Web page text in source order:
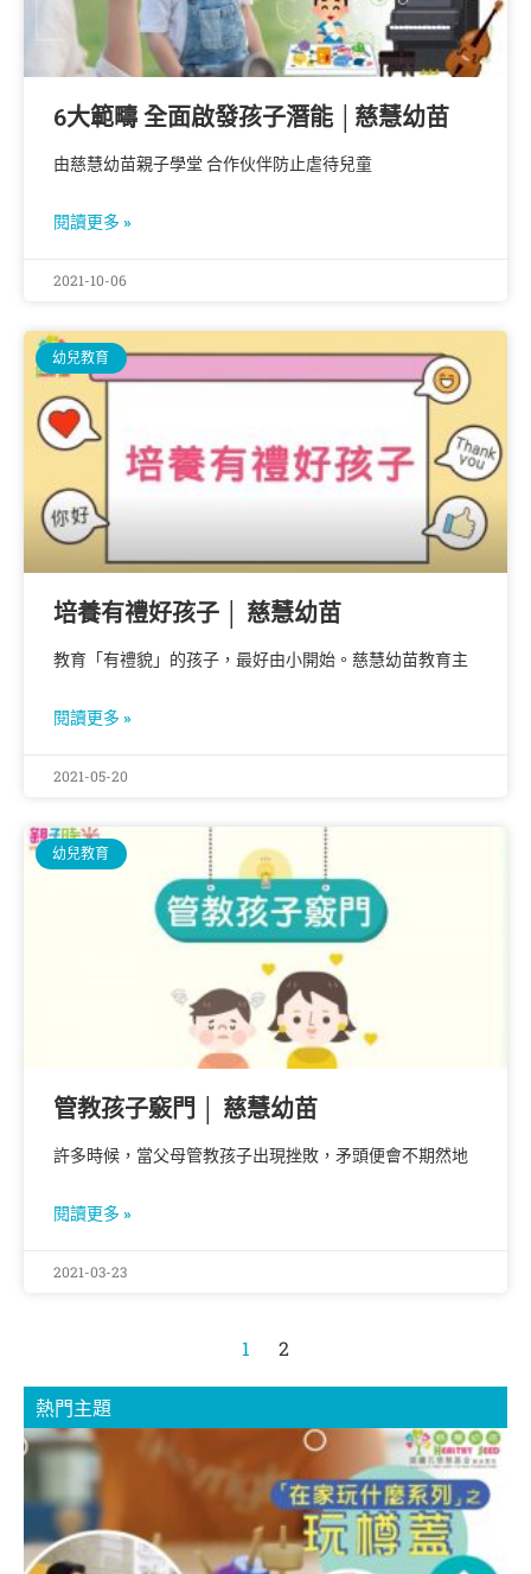
6大範疇 全面啟發孩子潛能 │慈慧幼苗
由慈慧幼苗親子學堂 合作伙伴防止虐待兒童
閱讀更多 »
2021-10-06
幼兒教育
培養有禮好孩子 │ 慈慧幼苗
教育「有禮貌」的孩子，最好由小開始。慈慧幼苗教育主
閱讀更多 »
2021-05-20
幼兒教育
管教孩子竅門 │ 慈慧幼苗
許多時候，當父母管教孩子出現挫敗，矛頭便會不期然地
閱讀更多 »
2021-03-23
1 2
熱門主題